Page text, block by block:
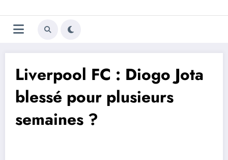
au
contenu
Trivela
L'actualité du football
Liverpool FC : Diogo Jota
blessé pour plusieurs
semaines ?